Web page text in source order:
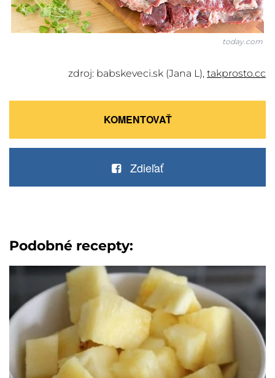
today.com
zdroj: babskeveci.sk (Jana L), takprosto.cc
KOMENTOVAŤ
Zdieľať
Podobné recepty: